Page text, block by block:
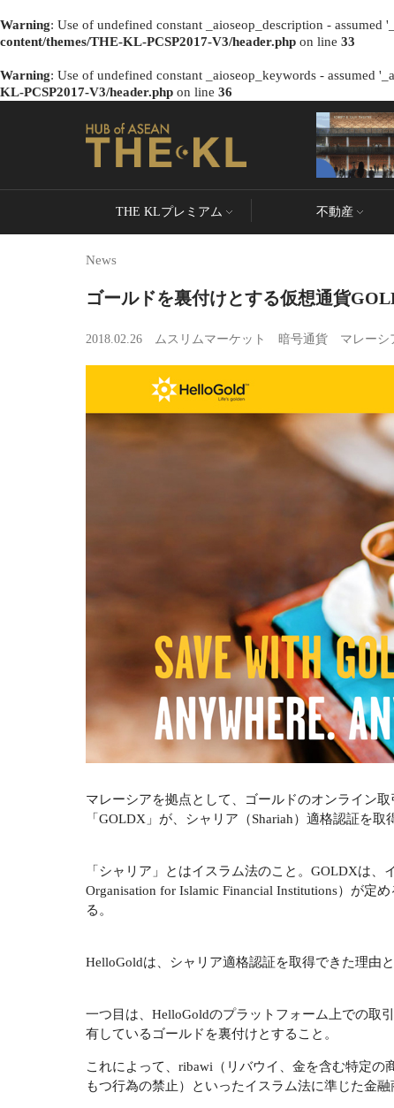
Warning: Use of undefined constant _aioseop_description -
content/themes/THE-KL-PCSP2017-V3/header.php on line 33
Warning: Use of undefined constant _aioseop_keywords - assumed
KL-PCSP2017-V3/header.php on line 36
THE KLプレミアム 不動産
News
ゴールドを裏付けとする仮想通貨
2018.02.26 ムスリムマーケット 暗号通貨 マレーシ
マレーシアを拠点として、ゴールドのオンライン
「GOLDX」が、シャリア（Shariah）適格認証を取
「シャリア」とはイスラム法のこと。GOLDXは
Organisation for Islamic Financial Institutions）が定
る。
HelloGoldは、シャリア適格認証を取得できた理由
一つ目は、HelloGoldのプラットフォーム上での取
有しているゴールドを裏付けとすること。
これによって、ribawi（リバウイ、金を含む特定
もつ行為の禁止）といったイスラム法に準じた金融